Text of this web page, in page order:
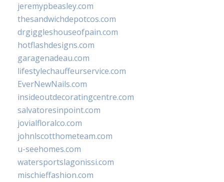
jeremypbeasley.com
thesandwichdepotcos.com
drgiggleshouseofpain.com
hotflashdesigns.com
garagenadeau.com
lifestylechauffeurservice.com
EverNewNails.com
insideoutdecoratingcentre.com
salvatoresinpoint.com
jovialfloralco.com
johnlscotthometeam.com
u-seehomes.com
watersportslagonissi.com
mischieffashion.com